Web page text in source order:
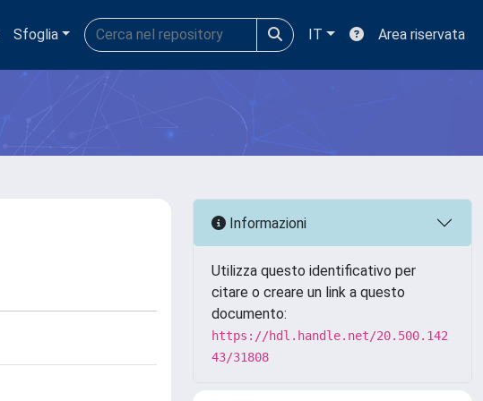
Sfoglia IT Area riservata
Informazioni
Utilizza questo identificativo per
citare o creare un link a questo
documento:
https://hdl.handle.net/20.500.142
43/31808